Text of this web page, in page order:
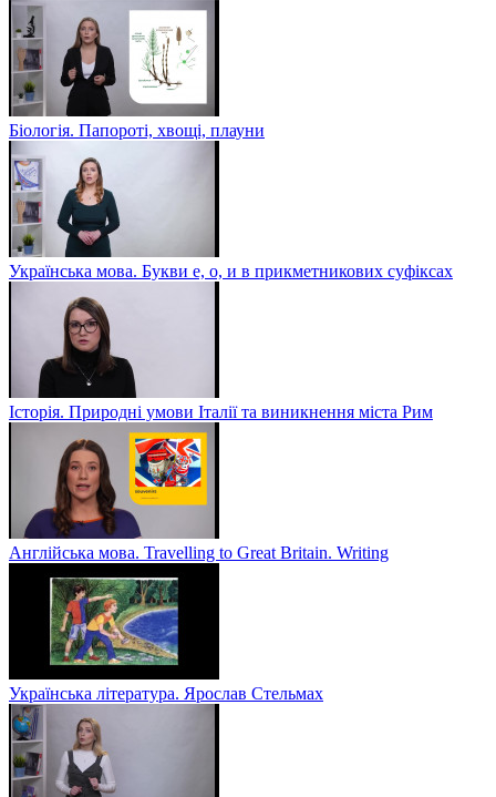
Біологія. Папороті, хвощі, плауни
Українська мова. Букви е, о, и в прикметникових суфіксах
Історія. Природні умови Італії та виникнення міста Рим
Англійська мова. Travelling to Great Britain. Writing
Українська література. Ярослав Стельмах